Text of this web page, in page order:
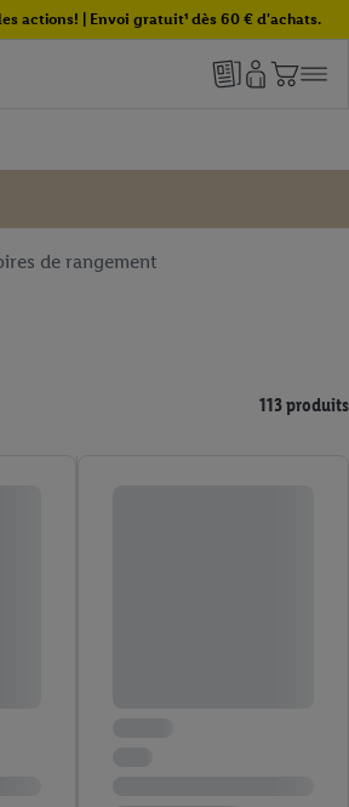
actions! | Envoi gratuit¹ dès 60 € d'achats.
de rangement
113 produits